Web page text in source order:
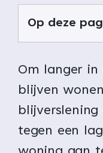
Op deze
Om langer in
blijven
tegen een